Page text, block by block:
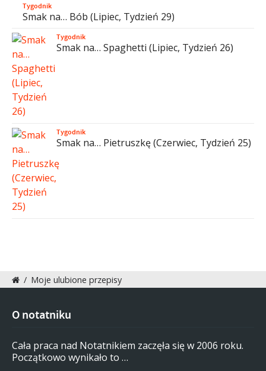
Tygodnik
Smak na… Bób (Lipiec, Tydzień 29)
Tygodnik
Smak na… Spaghetti (Lipiec, Tydzień 26)
Tygodnik
Smak na… Pietruszkę (Czerwiec, Tydzień 25)
/ Moje ulubione przepisy
O notatniku
Cała praca nad Notatnikiem zaczęła się w 2006 roku.
Początkowo wynikało to …